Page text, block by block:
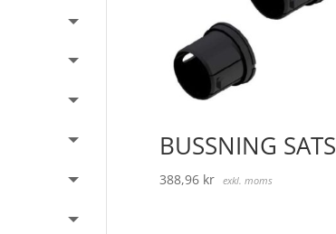
BUSSNING SATS
388,96 kr exkl. moms